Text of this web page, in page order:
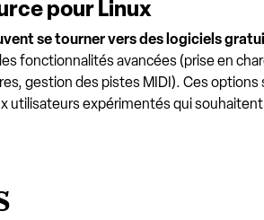
pour Linux
se tourner vers des logiciels
fonctionnalités avancées (prise en
gestion des pistes MIDI). Ces options
utilisateurs expérimentés qui